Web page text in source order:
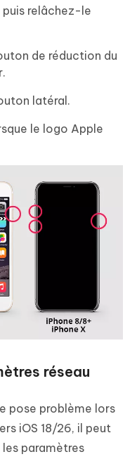
relâchez-le
de réduction du
latéral.
le logo Apple
réseau
pose problème lors
iOS 18/26, il peut
paramètres